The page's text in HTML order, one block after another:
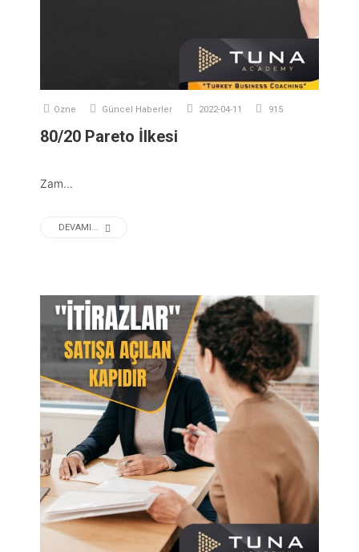
Ozne Güncel Haberler 2022-04-11 915
80/20 Pareto İlkesi
Zam...
DEVAMI...